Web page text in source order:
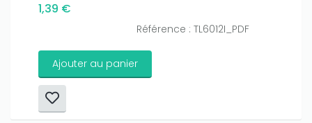
1,39 €
Référence : TL6012I_PDF
Ajouter au panier